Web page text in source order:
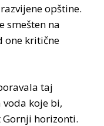
opštine.
smešten na
one kritične
taj
koje bi,
horizonti.